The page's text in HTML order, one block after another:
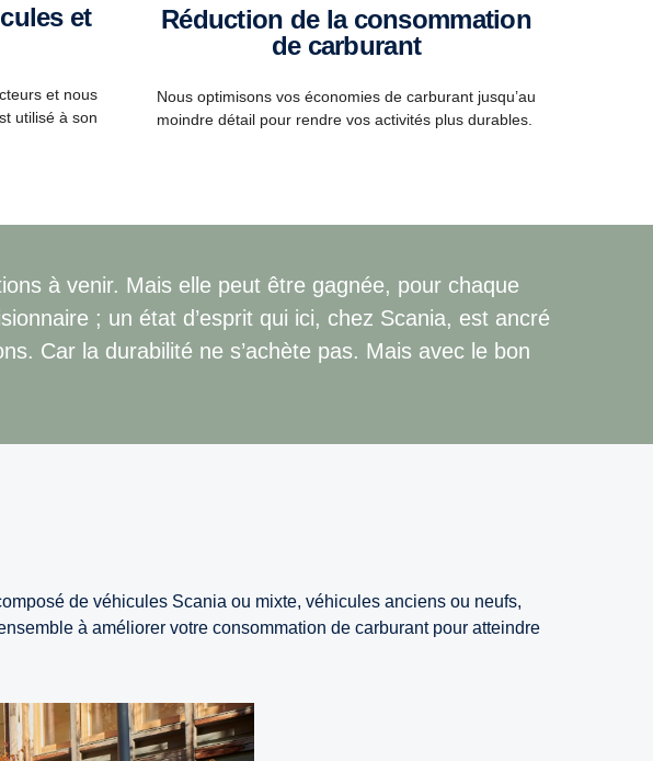
et nous
utilisé à son
Réduction de la consommation
de carburant
Nous optimisons vos économies de carburant jusqu’au
moindre détail pour rendre vos activités plus durables.
à venir. Mais elle peut être gagnée, pour chaque
; un état d’esprit qui ici, chez Scania, est ancré
Car la durabilité ne s’achète pas. Mais avec le bon
de véhicules Scania ou mixte, véhicules anciens ou neufs,
à améliorer votre consommation de carburant pour atteindre